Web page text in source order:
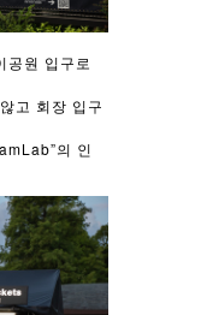
공원 입구로
고 회장 입구
의 인